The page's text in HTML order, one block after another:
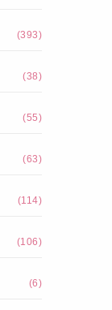
(393)
(38)
(55)
(63)
(114)
(106)
(6)